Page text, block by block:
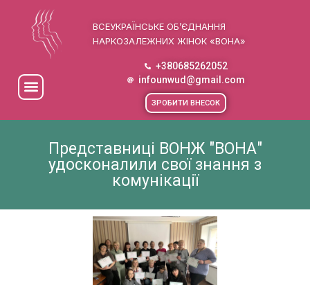
ВСЕУКРАЇНСЬКЕ ОБ’ЄДНАННЯ
НАРКОЗАЛЕЖНИХ ЖІНОК «ВОНА»
+380685262052
infounwud@gmail.com
ЗРОБИТИ ВНЕСОК
Представниці ВОНЖ "ВОНА"
удосконалили свої знання з
комунікації